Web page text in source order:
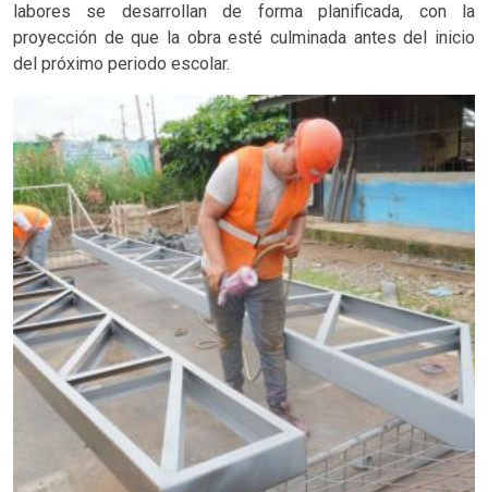
labores se desarrollan de forma planificada, con la
proyección de que la obra esté culminada antes del inicio
del próximo periodo escolar.